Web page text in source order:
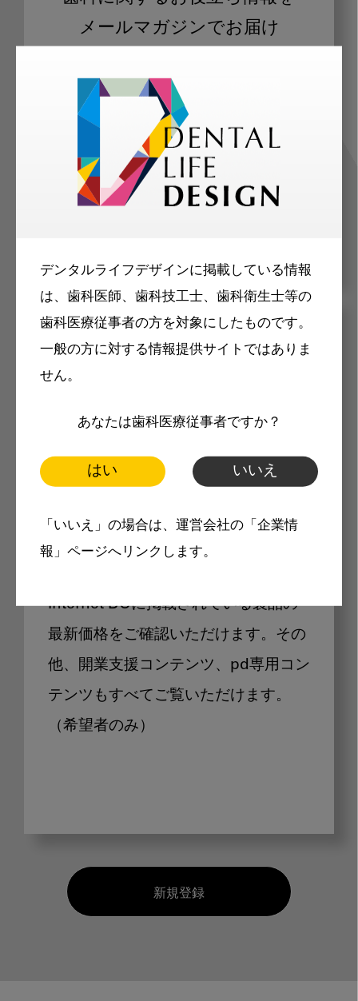
デンタルライフデザインに掲載している情報
は、歯科医師、歯科技工士、歯科衛生士等の
歯科医療従事者の方を対象にしたものです。
一般の方に対する情報提供サイトではありま
せん。
あなたは歯科医療従事者ですか？
はい いいえ
「いいえ」の場合は、運営会社の「企業情
報」ページへリンクします。
メールマガジンでお届け
ご登録いただいた職種（歯科医師、歯
科衛生士、歯科技工士）に合わせた内
容のメールマガジンをお届けします。
メリット
Internet DOに掲載されている
製品価格も閲覧可能
Internet DOに掲載されている製品の
最新価格をご確認いただけます。その
他、開業支援コンテンツ、pd専用コン
テンツもすべてご覧いただけます。
（希望者のみ）
新規登録